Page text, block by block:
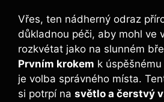
Vřes, ten nádherný odraz
důkladnou péči, aby mohl ve
rozkvétat jako na slunném
Prvním krokem k
je volba správného místa.
si potrpí na světlo a čerstvý